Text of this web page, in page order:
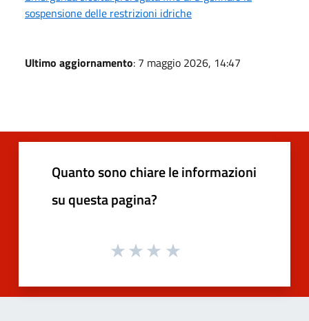
sospensione delle restrizioni idriche
Ultimo aggiornamento: 7 maggio 2026, 14:47
Quanto sono chiare le informazioni
su questa pagina?